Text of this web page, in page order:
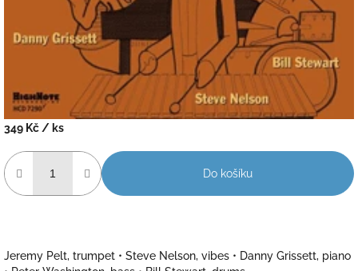
349 Kč/ ks
cena:
Do košíku
Jeremy Pelt, trumpet • Steve Nelson, vibes • Danny Grissett, piano